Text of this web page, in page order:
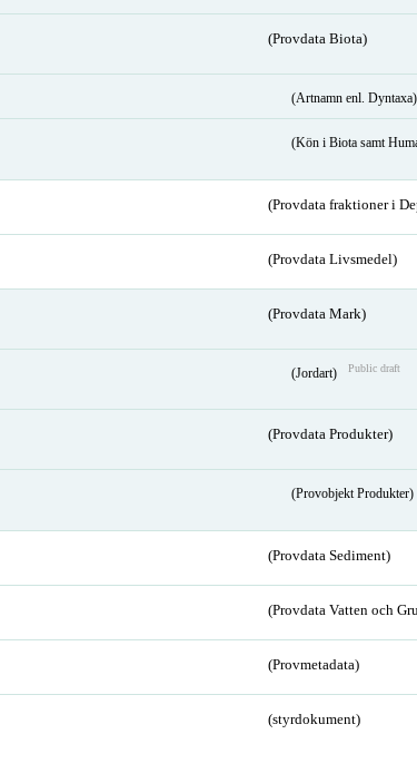
(Provdata Biota)
(Artnamn enl. Dyntaxa)
(Kön i Biota samt
(Provdata fraktioner i
(Provdata Livsmedel)
(Provdata Mark)
(Jordart) Public draft
(Provdata Produkter)
(Provobjekt Produkter)
(Provdata Sediment)
(Provdata Vatten och
(Provmetadata)
(styrdokument)